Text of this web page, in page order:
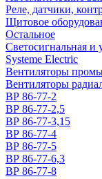
Реле, датчики,
Щитовое
Остальное
Светосигнальная и
Systeme Electric
Вентиляторы
Вентиляторы
ВР 86-77-2
ВР 86-77-2,5
ВР 86-77-3,15
ВР 86-77-4
ВР 86-77-5
ВР 86-77-6,3
ВР 86-77-8